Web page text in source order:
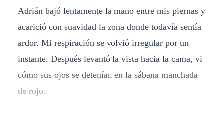
Adrián bajó lentamente la mano entre mis piernas y
acarició con suavidad la zona donde todavía sentía
ardor. Mi respiración se volvió irregular por un
instante. Después levantó la vista hacia la cama, vi
cómo sus ojos se detenían en la sábana manchada
de rojo.